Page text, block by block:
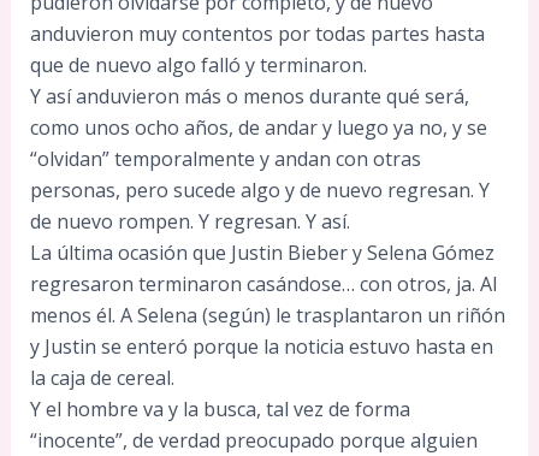
anduvieron muy contentos por todas partes hasta
que de nuevo algo falló y terminaron.
Y así anduvieron más o menos durante qué será,
como unos ocho años, de andar y luego ya no, y se
“olvidan” temporalmente y andan con otras
personas, pero sucede algo y de nuevo regresan. Y
de nuevo rompen. Y regresan. Y así.
La última ocasión que Justin Bieber y Selena Gómez
regresaron terminaron casándose… con otros, ja. Al
menos él. A Selena (según) le trasplantaron un riñón
y Justin se enteró porque la noticia estuvo hasta en
la caja de cereal.
Y el hombre va y la busca, tal vez de forma
“inocente”, de verdad preocupado porque alguien